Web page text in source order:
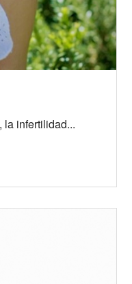
la infertilidad...